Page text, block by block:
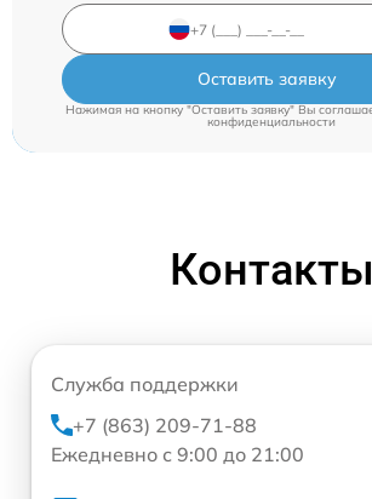
Оставить заявку
Нажимая на кнопку "Оставить заявку" Вы
конфиденциальности
Контакты
Служба поддержки
+7 (863) 209-71-88
Ежедневно с 9:00 до 21:00